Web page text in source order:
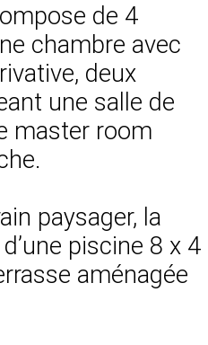
de 4
chambre avec
deux
une salle de
master room
paysager, la
piscine 8 x 4
aménagée